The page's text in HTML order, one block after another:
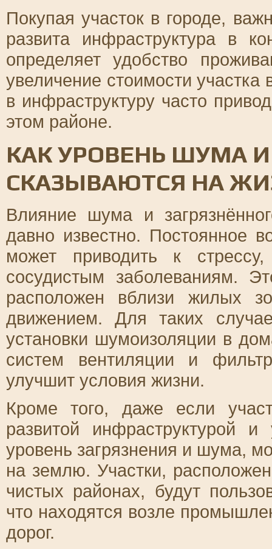
Покупая участок в городе,
развита инфраструктура в
определяет удобство
увеличение стоимости
в инфраструктуру часто
этом районе.
КАК УРОВЕНЬ ШУМА
СКАЗЫВАЮТСЯ НА
Влияние шума и
давно известно. Постоянное
может приводить к
сосудистым заболеваниям.
расположен вблизи жилых
движением. Для таких
установки шумоизоляции в
систем вентиляции и
улучшит условия жизни.
Кроме того, даже если
развитой инфраструктурой
уровень загрязнения и шума,
на землю. Участки,
чистых районах, будут
что находятся возле
дорог.